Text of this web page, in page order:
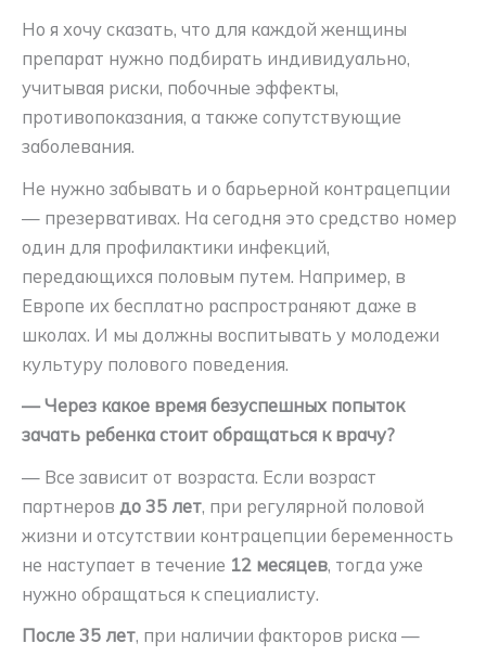
Но я хочу сказать, что для каждой женщины
препарат нужно подбирать индивидуально,
учитывая риски, побочные эффекты,
противопоказания, а также сопутствующие
заболевания.
Не нужно забывать и о барьерной контрацепции
— презервативах. На сегодня это средство номер
один для профилактики инфекций,
передающихся половым путем. Например, в
Европе их бесплатно распространяют даже в
школах. И мы должны воспитывать у молодежи
культуру полового поведения.
— Через какое время безуспешных попыток
зачать ребенка стоит обращаться к врачу?
— Все зависит от возраста. Если возраст
партнеров до 35 лет, при регулярной половой
жизни и отсутствии контрацепции беременность
не наступает в течение 12 месяцев, тогда уже
нужно обращаться к специалисту.
После 35 лет, при наличии факторов риска —